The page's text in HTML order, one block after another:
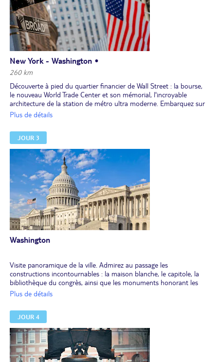
New York - Washington •
260 km
Découverte à pied du quartier financier de Wall Street : la bourse,
le nouveau World Trade Center et son mémorial, l'incroyable
architecture de la station de métro ultra moderne. Embarquez sur
le ferry de Staten Island pour photographier au passage la statue
York. Retour à Manhattan et déjeuner à Chinatown. Route au Sud
vers Washington DC, la capitale fédérale du pays. Installation à
l'hôtel en périphérie pour 2 nuits. Dîner libre.
Plus de détails
JOUR 3
Washington
Visite panoramique de la ville. Admirez au passage les
constructions incontournables : la maison blanche, le capitole, la
bibliothèque du congrès, ainsi que les monuments honorant les
figures marquantes de l'histoire américaine : Lincoln, Washington,
Georgetown. Passage par le cimetière d'Arlington où se trouve la
tombe de J F Kennedy. Déjeuner libre. Après-midi libre pour
découvrir un des nombreux musées gratuits de la Smithonian
Institution, les plus célèbres sont le musée de l'Air et de l'Espace,
et le musée d'Histoire Naturelle. Dîner. Nuit.
Plus de détails
JOUR 4